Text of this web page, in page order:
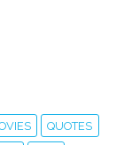
QUOTES